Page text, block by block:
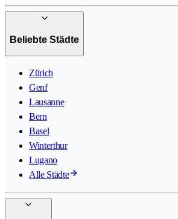
Beliebte Städte
Zürich
Genf
Lausanne
Bern
Basel
Winterthur
Lugano
Alle Städte